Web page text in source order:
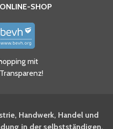
gelesen
diese.
Fachwissen
SHOP
mit
Handwerk, Handel und
in der selbstständigen,